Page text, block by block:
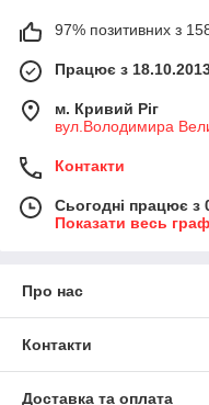
97% позитивних з
Працює з
м. Кривий Ріг
вул.Володимира
Контакти
Сьогодні працює з
Показати весь
Про нас
Контакти
Доставка та оплата